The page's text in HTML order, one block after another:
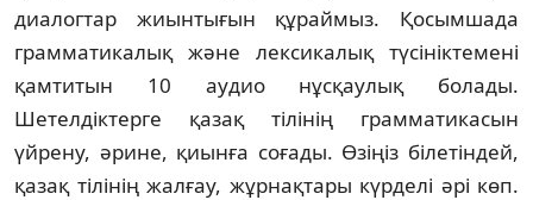
диалогтар жиынтығын құраймыз. Қосымшада
грамматикалық және лексикалық түсініктемені
қамтитын 10 аудио нұсқаулық болады.
Шетелдіктерге қазақ тілінің грамматикасын
үйрену, әрине, қиынға соғады. Өзіңіз білетіндей,
қазақ тілінің жалғау, жұрнақтары күрделі әрі көп.